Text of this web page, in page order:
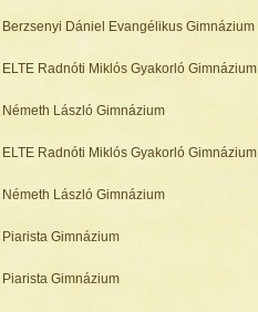
Berzsenyi Dániel Evangélikus Gimnázium
ELTE Radnóti Miklós Gyakorló Gimnázium
Németh László Gimnázium
ELTE Radnóti Miklós Gyakorló Gimnázium
Németh László Gimnázium
Piarista Gimnázium
Piarista Gimnázium